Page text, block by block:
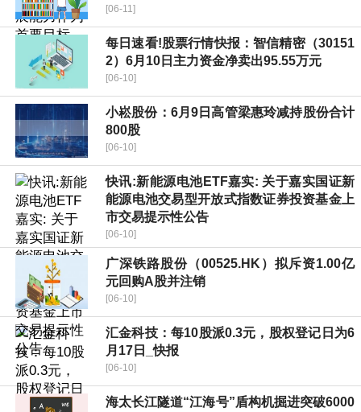
[06-11]
每日速看!股票行情快报：智信精密（30151
2）6月10日主力资金净卖出95.55万元
[06-10]
小崧股份：6月9日高管梁惠玲减持股份合计
800股
[06-10]
快讯:新能源电池ETF嘉实: 关于嘉实国证新
能源电池交易型开放式指数证券投资基金上
市交易提示性公告
[06-10]
广深铁路股份（00525.HK）拟斥资1.00亿
元回购A股并注销
[06-10]
汇金科技：每10股派0.3元，股权登记日为6
月17日_快报
[06-10]
海太长江隧道“江海号”盾构机掘进突破6000